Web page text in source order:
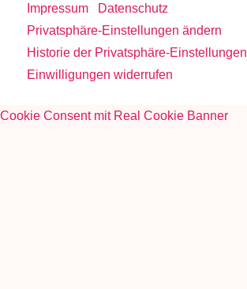
Impressum
Datenschutz
Privatsphäre-Einstellungen ändern
Historie der Privatsphäre-Einstellungen
Einwilligungen widerrufen
Cookie Consent mit Real Cookie Banner